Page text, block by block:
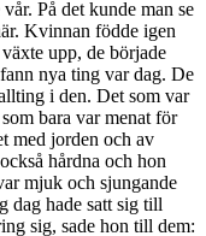
På det kunde man se
Kvinnan födde igen
upp, de började
nya ting var dag. De
i den. Det som var
bara var menat för
med jorden och av
hårdna och hon
mjuk och sjungande
dag hade satt sig till
sig, sade hon till dem: